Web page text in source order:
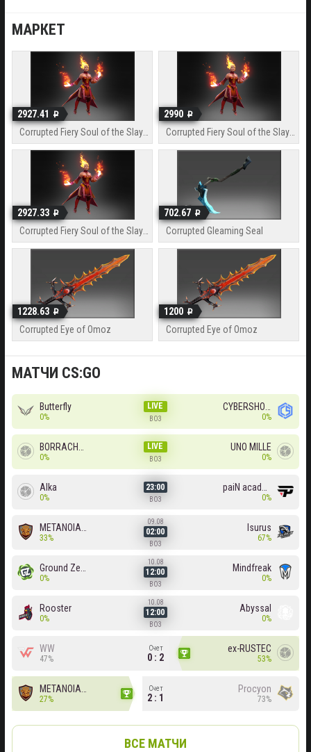
МАТЧИ CS:GO
Butterfly
0%
LIVE
BO3 0%
0%
LIVE
BO3
UNO MILLE
0%
Alka
0%
23:00
BO3 0%
33%
09.08
02:00
BO3
Isurus
67%
0%
10.08
12:00
BO3
Mindfreak
0%
Rooster
0%
10.08
12:00
BO3
Abyssal
0%
WW
47%
Счет
0 : 2
ex-RUSTEC
53%
27%
Счет
2 : 1
Procyon
73%
ВСЕ МАТЧИ
МАРКЕТ
2927.41
2990
2927.33
702.67
Corrupted Gleaming Seal
1228.63
Corrupted Eye of Omoz
1200
Corrupted Eye of Omoz